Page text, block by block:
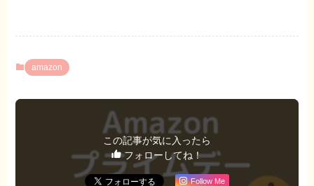
amazon
この記事が気に入ったら
フォローしてね！
Follow Me